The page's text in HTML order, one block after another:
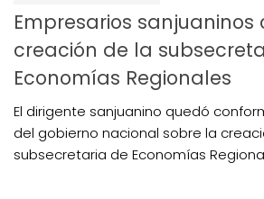
Empresarios
creación de la
Economías Regionales
El dirigente sanjuanino quedó
del gobierno nacional sobre la
subsecretaria de Economías